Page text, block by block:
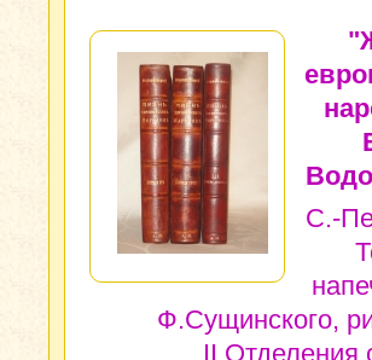
С.-
Ф.Сущинского,
II Отделения